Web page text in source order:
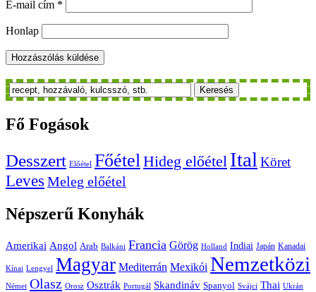
E-mail cím *
Honlap
Keresés
Fő Fogások
Desszert Előétel Főétel Hideg előétel Ital Köret
Leves Meleg előétel
Népszerű Konyhák
Amerikai Angol Arab Balkáni Francia Görög Holland Indiai Japán Kanadai
Kínai Lengyel Magyar Mediterrán Mexikói Nemzetközi
Német Olasz Orosz Osztrák Portugál Skandináv Spanyol Svájci Thai Ukrán